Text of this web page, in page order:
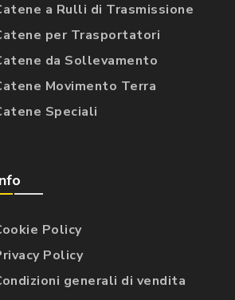
a Rulli di Trasmissione
per Trasportatori
da Sollevamento
Movimento Terra
Speciali
Policy
Policy
generali di vendita